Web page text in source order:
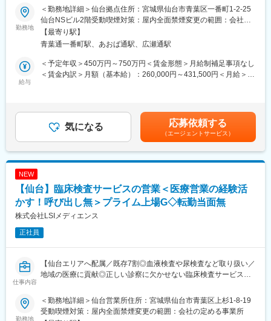
担当エリアの病院や代理店向けに、健康診断やレントゲン検査、
エコー検査などで使われる診断機器・医療機器の提案をお任せし
ます。
※1日に5～6件の病院、クリニックを訪問
■担当商材
国内市場でトップクラスのシェアを誇るレントゲン機器「カセッ
テ型DR」など、業界でも注目されている動態解析等の最新のソリ
テムなど
■1日の流れ（一例）
18：00～ Eクリニックで商談
18：30～ 自宅へ直帰
■キャリアパス：
チャレンジが可能です。
また、開催期間は不定期となりますがグループ企業を横断した公
■業界未経験でも安心
入社後1週間のオリエンテーションを実施し、その後は支店の営業
勤務地
＜勤務地詳細＞仙台拠点住所：宮城県仙台市青葉区一番町1-2-25
仙台NSビル2階受動喫煙対策：屋内全面禁煙変更の範囲：会社の
定める事業所
【最寄り駅】
青葉通一番町駅、あおば通駅、広瀬通駅
給与
＜予定年収＞450万円～750万円＜賃金形態＞月給制補足事項なし
＜賃金内訳＞月額（基本給）：260,000円～431,500円＜月給＞
目安の金額であり、選考を通じて上下する可能性があります。月
給(月額)は固定手当を含めた表記です。
気になる 応募依頼する
（エージェントサービス）
NEW
【仙台】臨床検査サービスの営業＜医療営業の経験活
かす！呼び出し無＞プライム上場G◇転勤当面無
株式会社LSIメディエンス
正社員
仕事内容
【仙台エリアへ配属／既存7割◎血液検査や尿検査など取り扱い／
地域の医療に貢献◎正しい診察に欠かせない臨床検査サービスを
■職務内容：
医療機関へ訪問し、臨床検査（血液検査や尿検査など）受託サー
ビスの提案をお任せします。
勤務地
＜勤務地詳細＞仙台営業所住所：宮城県仙台市青葉区上杉1-8-19
受動喫煙対策：屋内全面禁煙変更の範囲：会社の定める事業所